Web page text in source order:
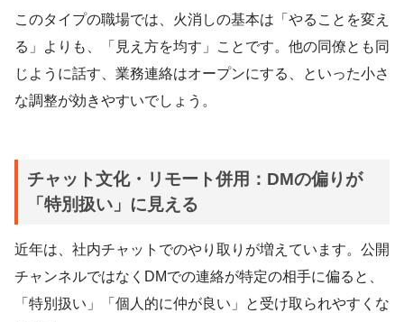
このタイプの職場では、火消しの基本は「やることを変え
る」よりも、「見え方を均す」ことです。他の同僚とも同
じように話す、業務連絡はオープンにする、といった小さ
な調整が効きやすいでしょう。
チャット文化・リモート併用：DMの偏りが
「特別扱い」に見える
近年は、社内チャットでのやり取りが増えています。公開
チャンネルではなくDMでの連絡が特定の相手に偏ると、
「特別扱い」「個人的に仲が良い」と受け取られやすくな